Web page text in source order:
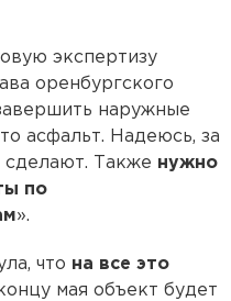
экспертизу
оренбургского
наружные
асфальт. Надеюсь, за
Также нужно
по
».
что на все это
мая объект будет